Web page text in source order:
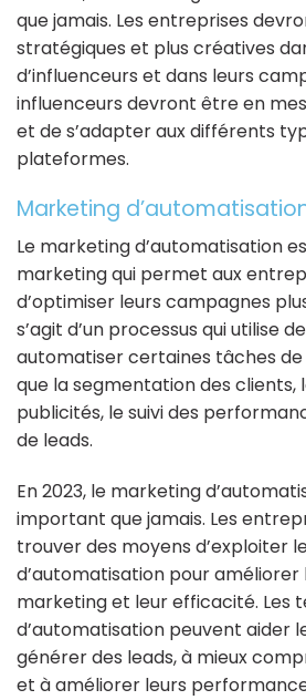
que jamais. Les entreprises
stratégiques et plus créatives
d’influenceurs et dans leurs
influenceurs devront être en
et de s’adapter aux différents
plateformes.
Marketing
Le marketing d’automatisation
marketing qui permet aux
d’optimiser leurs campagnes
s’agit d’un processus qui utilise
automatiser certaines tâches
que la segmentation des clients,
publicités, le suivi des
de leads.
En 2023, le marketing
important que jamais. Les
trouver des moyens d’exploiter
d’automatisation pour
marketing et leur efficacité. Les
d’automatisation peuvent aider
générer des leads, à mieux
et à améliorer leurs